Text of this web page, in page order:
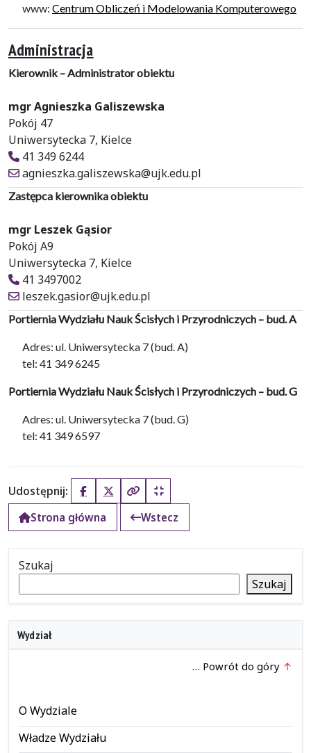
www: Centrum Obliczeń i Modelowania Komputerowego
Administracja
Kierownik – Administrator obiektu
mgr Agnieszka Galiszewska
Pokój 47
Uniwersytecka 7, Kielce
41 349 6244
agnieszka.galiszewska@ujk.edu.pl
Zastępca kierownika obiektu
mgr Leszek Gąsior
Pokój A9
Uniwersytecka 7, Kielce
41 3497002
leszek.gasior@ujk.edu.pl
Portiernia Wydziału Nauk Ścisłych i Przyrodniczych – bud. A
Adres: ul. Uniwersytecka 7 (bud. A)
tel: 41 349 6245
Portiernia Wydziału Nauk Ścisłych i Przyrodniczych – bud. G
Adres: ul. Uniwersytecka 7 (bud. G)
tel: 41 349 6597
Udostępnij: FacebookX (Twitter)
Kopiuj pełny link
Kopiuj krótki link
Strona główna
Wstecz
Szukaj
Szukaj
Wydział
… Powrót do góry
O Wydziale
Władze Wydziału